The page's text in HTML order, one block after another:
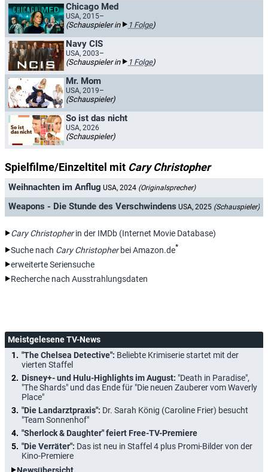
Chicago Med
USA, 2015–
(Schauspieler in 1 Folge)
Navy CIS
USA, 2003–
(Schauspieler in 1 Folge)
Mr. Mom
USA, 2019–
(Schauspieler)
So ist das nicht
USA, 2026
(Schauspieler)
Spielfilme/Einzeltitel mit Cary Christopher
Weihnachten im Anflug USA, 2024 (Originalsprecher)
Weapons - Die Stunde des Verschwindens USA, 2025 (Schauspieler)
Cary Christopherin der IMDb (Internet Movie Database)
Suche nach Cary Christopherbei Amazon.de*
erweiterte Seriensuche
Recherche nach Ausstrahlungsdaten
Meistgelesene TV-News
"The Chelsea Detective": Beliebte Krimiserie startet mit der
vierten Staffel
Disney+- und Hulu-Highlights im August: "Death in Paradise",
"The Shards" und das Ende für "Die neuen Zauberer vom Waverly
Place"
"Die Landarztpraxis": Dr. Sarah König (Caroline Frier) besucht
"Team Sonnenhof"
"Sherlock & Daughter" feiert Free-TV-Premiere
"Die Verräter": Das ist neu in Staffel 4 plus Promi-Bilder von der
Kino-Premiere
Newsübersicht